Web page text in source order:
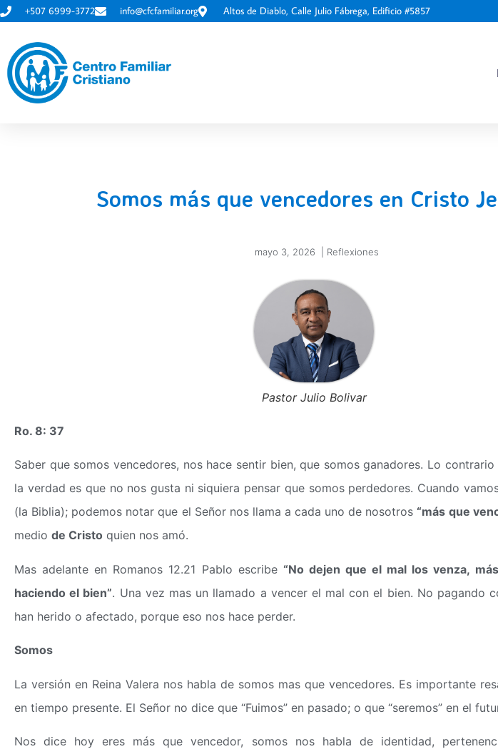
+507 6999-3772 info@cfcfamiliar.org Altos de Diablo, Calle Julio Fábrega, Edificio #5857
Somos más que vencedores en Cristo
mayo 3, 2026 Reflexiones
Pastor Julio Bolivar
Ro. 8: 37
Saber que somos vencedores, nos hace sentir bien, que somos ganadores. Lo
la verdad es que no nos gusta ni siquiera pensar que somos perdedores. Cuando
(la Biblia); podemos notar que el Señor nos llama a cada uno de nosotros “más que
medio de Cristo quien nos amó.
Mas adelante en Romanos 12.21 Pablo escribe “No dejen que el mal los venza,
haciendo el bien”. Una vez mas un llamado a vencer el mal con el bien. No pagando
han herido o afectado, porque eso nos hace perder.
Somos
La versión en Reina Valera nos habla de somos mas que vencedores. Es importante
en tiempo presente. El Señor no dice que “Fuimos” en pasado; o que “seremos” en el
Nos dice hoy eres más que vencedor, somos nos habla de identidad,